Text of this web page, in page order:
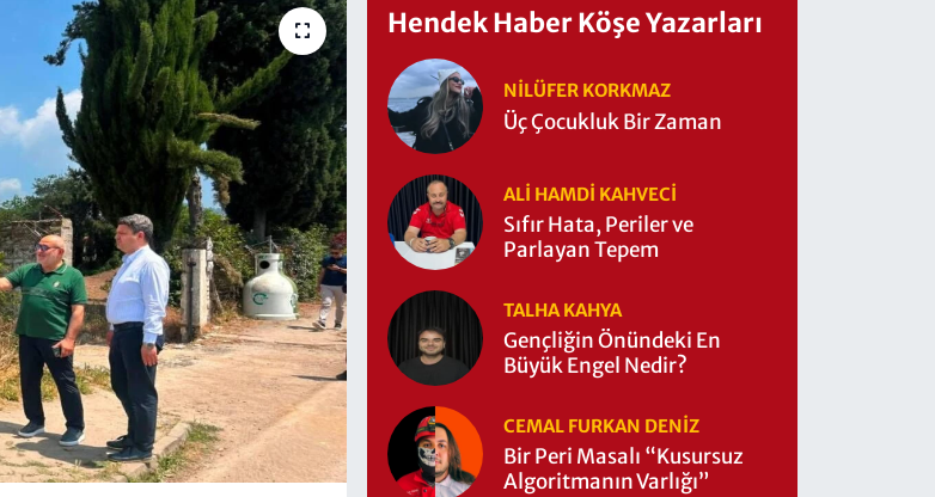
Hendek Haber Köşe Yazarları
NILÜFER KORKMAZ
Üç Çocukluk Bir Zaman
ALI HAMDI KAHVECİ
Sıfır Hata, Periler ve
Parlayan Tepem
TALHA KAHYA
Gençliğin Önündeki En
Büyük Engel Nedir?
CEMAL FURKAN DENİZ
Bir Peri Masalı “Kusursuz
Algoritmanın Varlığı”